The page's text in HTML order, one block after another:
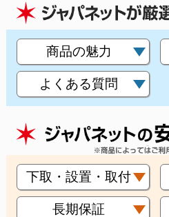
商品の魅力
よくある質問
下取・設置・取付
長期保証